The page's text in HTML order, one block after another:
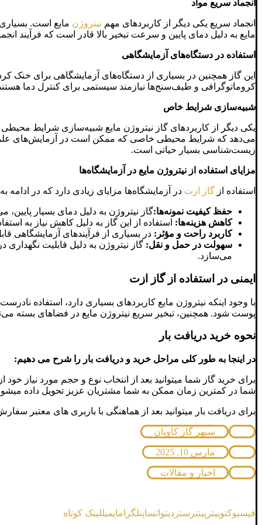
انجماد سریع مواد
انجماد سریع یکی دیگر از کاربردهای مهم نیتروژن مایع است.
مایع به دلیل دمای پایین و سرعت تبخیر بالا قادر است که فرآیند
استفاده در دستگاه‌های آزمایشگاهی
این گاز همچنین در بسیاری از دستگاه‌های آزمایشگاهی برای خنک
کروماتوگرافی و طیف‌سنج‌ها نیازمند سیستمی برای کنترل دما
شبیه‌سازی شرایط خاص
یکی دیگر از کاربردهای گاز نیتروژن مایع شبیه‌سازی شرایط
می‌دهد که شرایط محیطی خاصی که ممکن است در آزمایش‌های علمی و
زیست‌شناسی بسیار حیاتی است.
مزایای استفاده از نیتروژن مایع در آزمایشگاه‌ها
استفاده از گاز ازت در آزمایشگاه‌ها مزایای زیادی دارد که در ادامه
حفظ کیفیت نمونه‌ها:گاز نیتروژن به دلیل دمای بسیار
کاهش هزینه‌ها: استفاده از این گاز به دلیل کاهش نیاز به
کاربرد راحت و مؤثر: در بسیاری از فرآیندهای آزمایشگاهی
سهولت در حمل و نقل: گاز نیتروژن به دلیل قابلیت
می‌سازد.
ایمنی در استفاده از گاز ازت
با وجود اینکه نیتروژن مایع کاربردهای بسیاری دارد، استفاده
پوست شود. همچنین، تبخیر سریع نیتروژن مایع در فضاهای بسته
نحوه خرید دریافت بار
در اینجا به طور کلی مراحل خرید و دریافت بار را شرح می دهیم:
شما در کمترین زمان ممکن به شما مشتریان عزیز تحویل داده
برای دریافت بار میتوانید بعد از هماهنگی با باربری های معتبر
سپهر گاز کاویان
مارس 10, 2025
اخبار و مقالات
فیسبوکتوییتر پینترستردیتواتساپتلگرامایمیللینک کوتاه